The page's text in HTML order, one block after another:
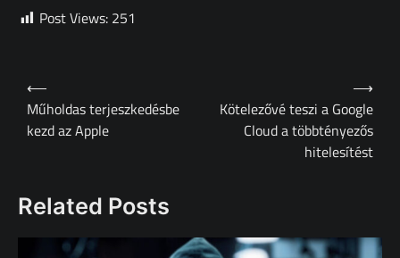
Post Views: 251
Bejegyzés
navigáció
⟵
Műholdas terjeszkedésbe
kezd az Apple
Kötelezővé teszi a Google
Cloud a többtényezős
hitelesítést
⟶
Related Posts